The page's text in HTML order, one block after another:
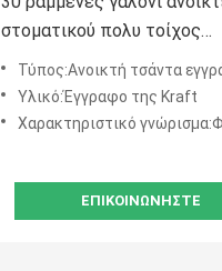
στοματικού πολυ τοίχος
εγγράφου τσάντες
εγγράφου της Κραφτ
άσπρες καφετιές
Τύπος:Ανοικτή τσάντα εγγράφου
Υλικό:Έγγραφο της Kraft
Χαρακτηριστικό γνώρισμα:Φιλικός προς το
ΕΠΙΚΟΙΝΩΝΉΣΤΕ